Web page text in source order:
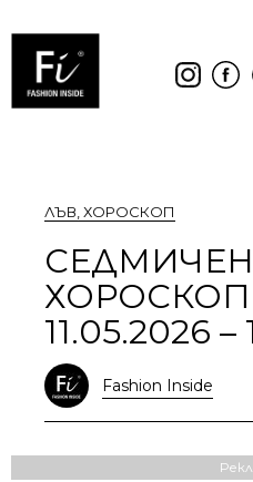
ЛЪВ ХОРОСКОП
СЕДМИЧЕН
11.05.2026 –
Fashion Inside